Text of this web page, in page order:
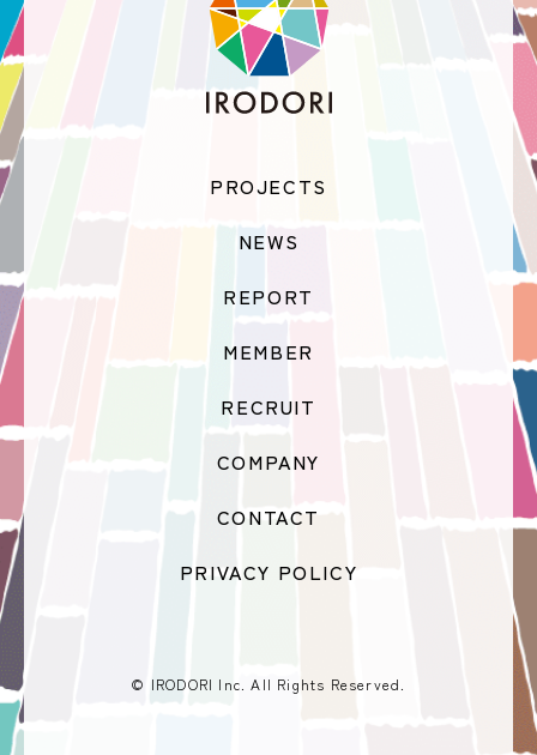
PROJECTS
NEWS
REPORT
MEMBER
RECRUIT
COMPANY
CONTACT
PRIVACY POLICY
© IRODORI Inc. All Rights Reserved.